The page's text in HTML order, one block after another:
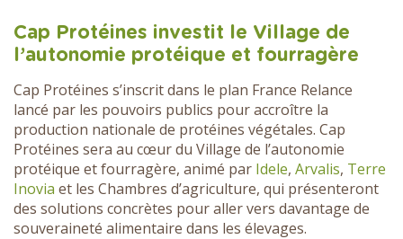
Cap Protéines investit le Village de
l’autonomie protéique et fourragère
Cap Protéines s’inscrit dans le plan France Relance
lancé par les pouvoirs publics pour accroître la
production nationale de protéines végétales. Cap
Protéines sera au cœur du Village de l’autonomie
protéique et fourragère, animé par Idele, Arvalis, Terre
Inovia et les Chambres d’agriculture, qui présenteront
des solutions concrètes pour aller vers davantage de
souveraineté alimentaire dans les élevages.